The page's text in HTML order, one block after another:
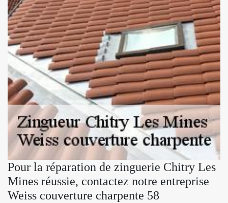
Pour la réparation de zinguerie Chitry Les
Mines réussie, contactez notre entreprise
Weiss couverture charpente 58